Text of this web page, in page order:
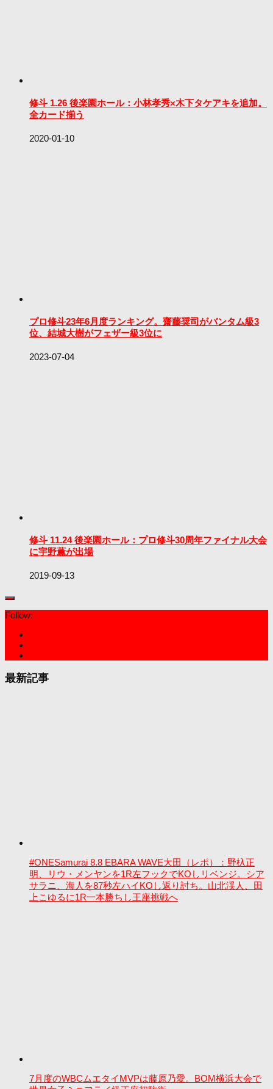
修斗 1.26 後楽園ホール：小林孝秀×木下タケアキを追加。
全カード揃う
2020-01-10
プロ修斗23年6月度ランキング。齋藤奨司がバンタム級3
位、結城大樹がフェザー級3位に
2023-07-04
修斗 11.24 後楽園ホール：プロ修斗30周年ファイナル大会
に宇野薫が出場
2019-09-13
Follow:
最新記事
#ONESamurai 8.8 EBARA WAVE大田（レポ）：野杁正
明、リウ・メンヤンを1R左フックでKOしリベンジ。シア
サラニ、海人を87秒左ハイKOし返り討ち。山北渓人、田
上こゆるに1R一本勝ちし王座挑戦へ
7月度のWBCムエタイMVPは藤原乃愛。BOM横浜大会で